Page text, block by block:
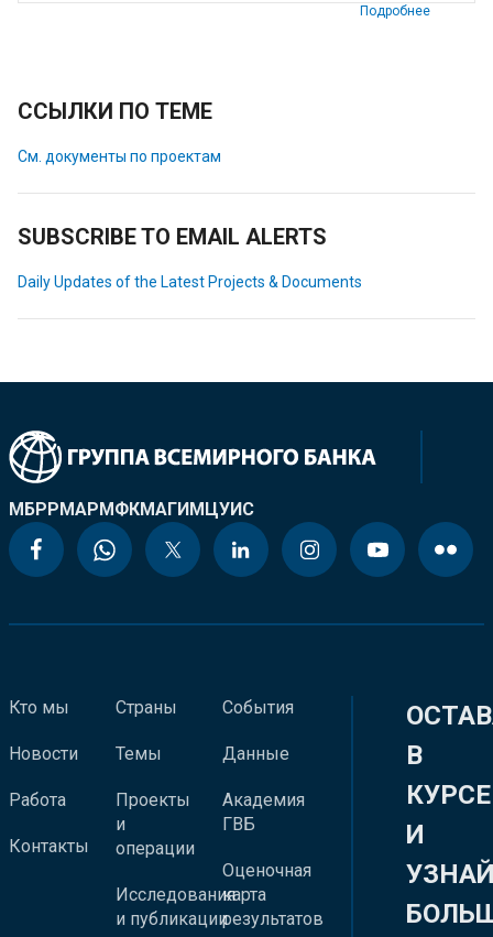
Подробнее
ССЫЛКИ ПО ТЕМЕ
См. документы по проектам
SUBSCRIBE TO EMAIL ALERTS
Daily Updates of the Latest Projects & Documents
МБРРМАРМФКМАГИМЦУИС
Кто мы
Новости
Работа
Контакты
Страны
Темы
Проекты
и
операции
Исследования
и публикации
События
Данные
Академия
ГВБ
Оценочная
карта
результатов
В
КУРСЕ
И